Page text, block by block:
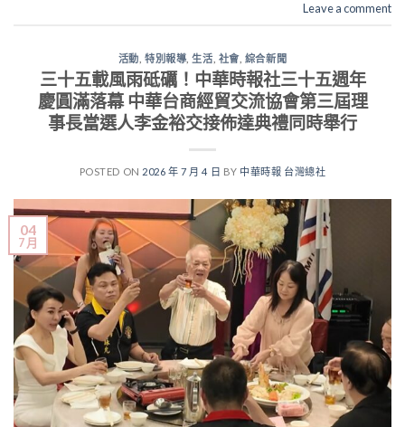
Leave a comment
活動 ,特別報導 ,生活 社會, 綜合新聞
三十五載風雨砥礪！中華時報社三十五週年
慶圓滿落幕 中華台商經貿交流協會第三屆理
事長當選人李金裕交接佈達典禮同時舉行
POSTED ON 2026 年 7 月 4 日 BY 中華時報 台灣總社
04
7 月